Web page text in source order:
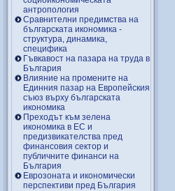
антропология
Сравнителни предимства на
българската икономика -
структура, динамика,
специфика
Гъвкавост на пазара на труда в
България
Влияние на промените на
Единния пазар на Европейския
съюз върху българската
икономика
Преходът към зелена
икономика в ЕС и
предизвикателства пред
финансовия сектор и
публичните финанси на
България
Еврозоната и икономически
перспективи пред България